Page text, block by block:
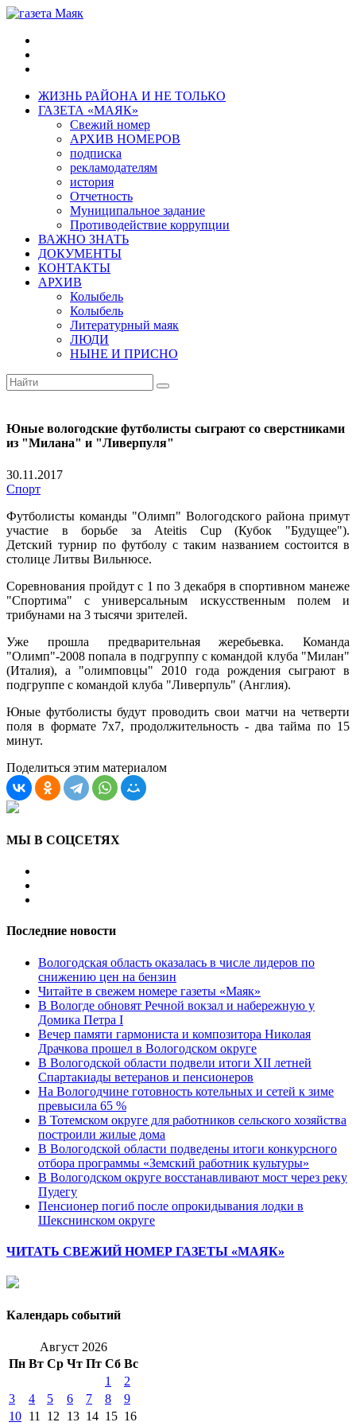
ЖИЗНЬ РАЙОНА И НЕ ТОЛЬКО
ГАЗЕТА «МАЯК»
Свежий номер
АРХИВ НОМЕРОВ
подписка
рекламодателям
история
Отчетность
Муниципальное задание
Противодействие коррупции
ВАЖНО ЗНАТЬ
ДОКУМЕНТЫ
КОНТАКТЫ
АРХИВ
Колыбель
Колыбель
Литературный маяк
ЛЮДИ
НЫНЕ И ПРИСНО
Юные вологодские футболисты сыграют со сверстниками
из "Милана" и "Ливерпуля"
30.11.2017
Спорт
Футболисты команды "Олимп" Вологодского района примут
участие в борьбе за Ateitis Cup (Кубок "Будущее").
Детский турнир по футболу с таким названием состоится в
столице Литвы Вильнюсе.
Соревнования пройдут с 1 по 3 декабря в спортивном манеже
"Спортима" с универсальным искусственным полем и
трибунами на 3 тысячи зрителей.
Уже прошла предварительная жеребьевка. Команда
"Олимп"-2008 попала в подгруппу с командой клуба "Милан"
(Италия), а "олимповцы" 2010 года рождения сыграют в
подгруппе с командой клуба "Ливерпуль" (Англия).
Юные футболисты будут проводить свои матчи на четверти
поля в формате 7х7, продолжительность - два тайма по 15
минут.
Поделиться этим материалом
МЫ В СОЦСЕТЯХ
Последние новости
Вологодская область оказалась в числе лидеров по
снижению цен на бензин
Читайте в свежем номере газеты «Маяк»
В Вологде обновят Речной вокзал и набережную у
Домика Петра I
Вечер памяти гармониста и композитора Николая
Драчкова прошел в Вологодском округе
В Вологодской области подвели итоги XII летней
Спартакиады ветеранов и пенсионеров
На Вологодчине готовность котельных и сетей к зиме
превысила 65 %
В Тотемском округе для работников сельского хозяйства
построили жилые дома
В Вологодской области подведены итоги конкурсного
отбора программы «Земский работник культуры»
В Вологодском округе восстанавливают мост через реку
Пудегу
Пенсионер погиб после опрокидывания лодки в
Шекснинском округе
ЧИТАТЬ СВЕЖИЙ НОМЕР ГАЗЕТЫ «МАЯК»
Календарь событий
Август 2026
Пн Вт Ср Чт Пт Сб Вс
1
2
3
4 5 6 7 8
9
10 11 12 13 14 15 16